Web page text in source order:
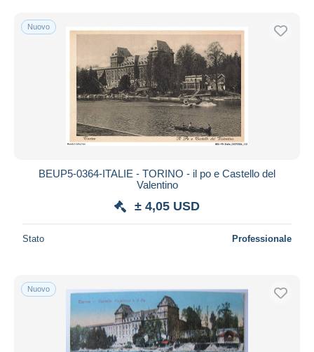
PayPal
Bonifico bancario
Visa
Mastercard
Bancontact
Maestro
Residenza del venditore
Tutto il mondo
Aggiorna
Nuovo
BEUP5-0364-ITALIE - TORINO - il po e Castello del
Valentino
± 4,05 USD
Stato Professionale
Nuovo